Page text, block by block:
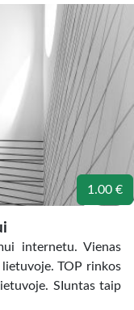
1.00 €
internetu. Vienas
TOP rinkos
SIuntas taip